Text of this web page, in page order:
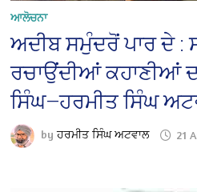
ਆਲੋਚਨਾ
ਅਦੀਬ ਸਮੁੰਦਰੋਂ ਪਾਰ ਦੇ :
ਰਚਾਉਂਦੀਆਂ ਕਹਾਣੀਆਂ
ਸਿੰਘ—ਹਰਮੀਤ ਸਿੰਘ
byਹਰਮੀਤ ਸਿੰਘ ਅਟਵਾਲ 21